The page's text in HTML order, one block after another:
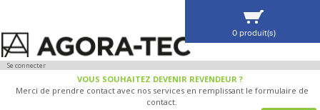
Se connecter
VOUS SOUHAITEZ DEVENIR REVENDEUR ?
Merci de prendre contact avec nos services en remplissant le formulaire de
contact.
0 produit(s)
VOIR MA SÉLECTION